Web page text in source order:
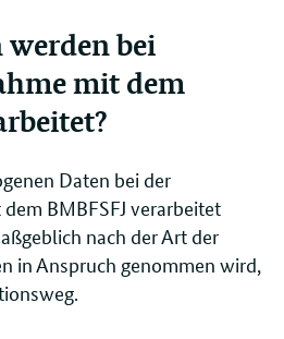
werden bei
mit dem
Daten bei der
BMBFSFJ verarbeitet
nach der Art der
in Anspruch genommen wird,